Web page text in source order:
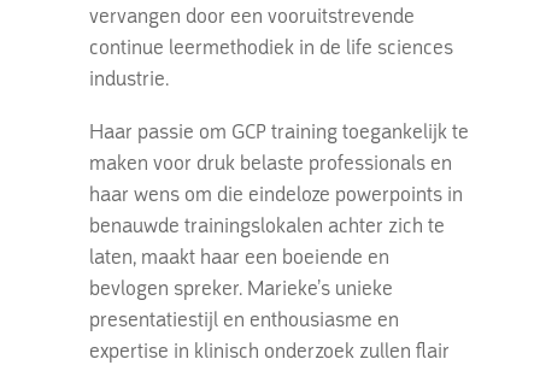
vervangen door een vooruitstrevende
continue leermethodiek in de life sciences
industrie.
Haar passie om GCP training toegankelijk te
maken voor druk belaste professionals en
haar wens om die eindeloze powerpoints in
benauwde trainingslokalen achter zich te
laten, maakt haar een boeiende en
bevlogen spreker. Marieke’s unieke
presentatiestijl en enthousiasme en
expertise in klinisch onderzoek zullen flair